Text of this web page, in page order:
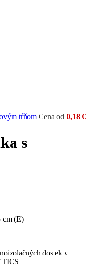
tŕňom Cena od 0,18 €
s
cm (E)
dosiek v